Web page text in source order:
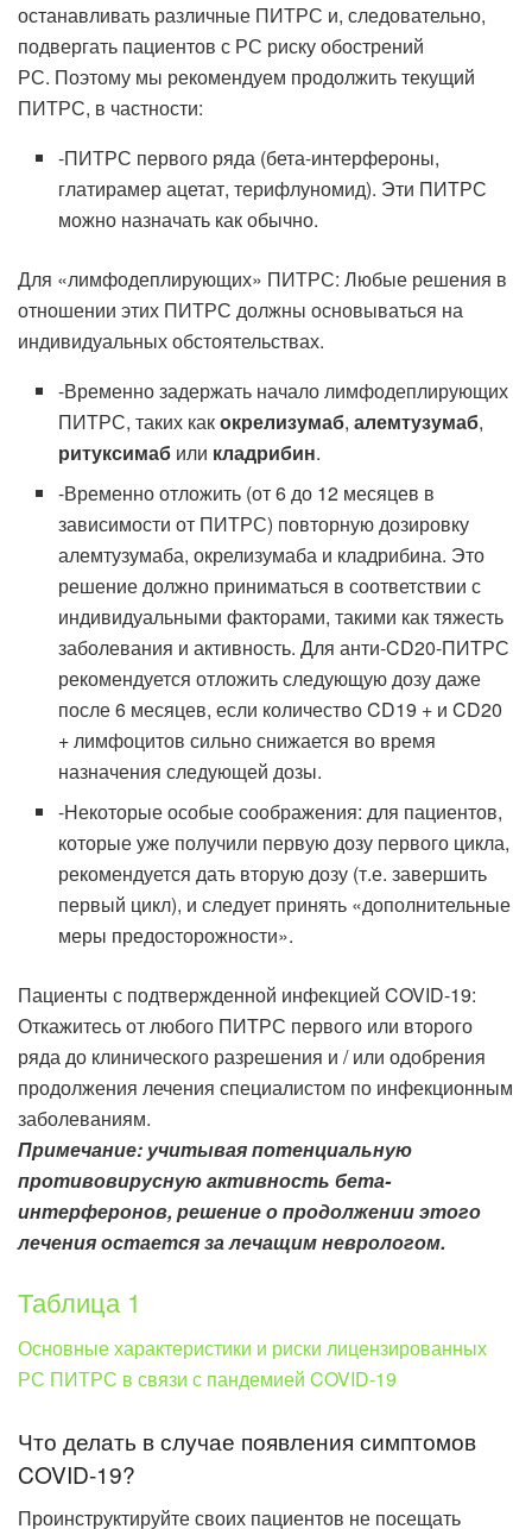
останавливать различные ПИТРС и, следовательно,
подвергать пациентов с РС риску обострений
РС. Поэтому мы рекомендуем продолжить текущий
ПИТРС, в частности:
-ПИТРС первого ряда (бета-интерфероны,
глатирамер ацетат, терифлуномид). Эти ПИТРС
можно назначать как обычно.
Для «лимфодеплирующих» ПИТРС: Любые решения в
отношении этих ПИТРС должны основываться на
индивидуальных обстоятельствах.
-Временно задержать начало лимфодеплирующих
ПИТРС, таких какокрелизумаб,алемтузумаб,
ритуксимаб или кладрибин.
-Временно отложить (от 6 до 12 месяцев в
зависимости от ПИТРС) повторную дозировку
алемтузумаба, окрелизумаба и кладрибина. Это
решение должно приниматься в соответствии с
индивидуальными факторами, такими как тяжесть
заболевания и активность. Для анти-CD20-ПИТРС
рекомендуется отложить следующую дозу даже
после 6 месяцев, если количество CD19 + и CD20
+ лимфоцитов сильно снижается во время
назначения следующей дозы.
-Некоторые особые соображения: для пациентов,
которые уже получили первую дозу первого цикла,
рекомендуется дать вторую дозу (т.е. завершить
первый цикл), и следует принять «дополнительные
меры предосторожности».
Пациенты с подтвержденной инфекцией COVID-19:
Откажитесь от любого ПИТРС первого или второго
ряда до клинического разрешения и / или одобрения
продолжения лечения специалистом по инфекционным
заболеваниям.
Примечание: учитывая потенциальную
противовирусную активность бета-
интерферонов, решение о продолжении этого
лечения остается за лечащим неврологом.
Таблица 1
Основные характеристики и риски лицензированных
РС ПИТРС в связи с пандемией COVID-19
Что делать в случае появления симптомов
COVID-19?
Проинструктируйте своих пациентов не посещать